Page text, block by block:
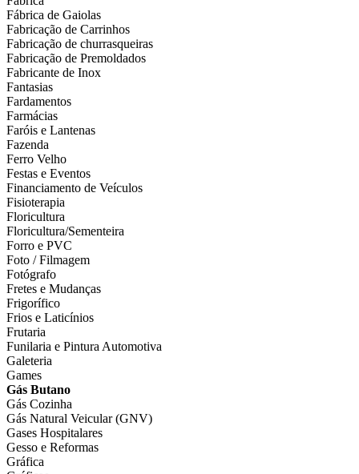
Fábrica de Gaiolas
Fabricação de Carrinhos
Fabricação de churrasqueiras
Fabricação de Premoldados
Fabricante de Inox
Fantasias
Fardamentos
Farmácias
Faróis e Lantenas
Fazenda
Ferro Velho
Festas e Eventos
Financiamento de Veículos
Fisioterapia
Floricultura
Floricultura/Sementeira
Forro e PVC
Foto / Filmagem
Fotógrafo
Fretes e Mudanças
Frigorífico
Frios e Laticínios
Frutaria
Funilaria e Pintura Automotiva
Galeteria
Games
Gás Butano
Gás Cozinha
Gás Natural Veicular (GNV)
Gases Hospitalares
Gesso e Reformas
Gráfica